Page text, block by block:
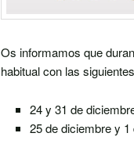
Os informamos que
habitual con las
24 y 31 de
25 de diciembre y